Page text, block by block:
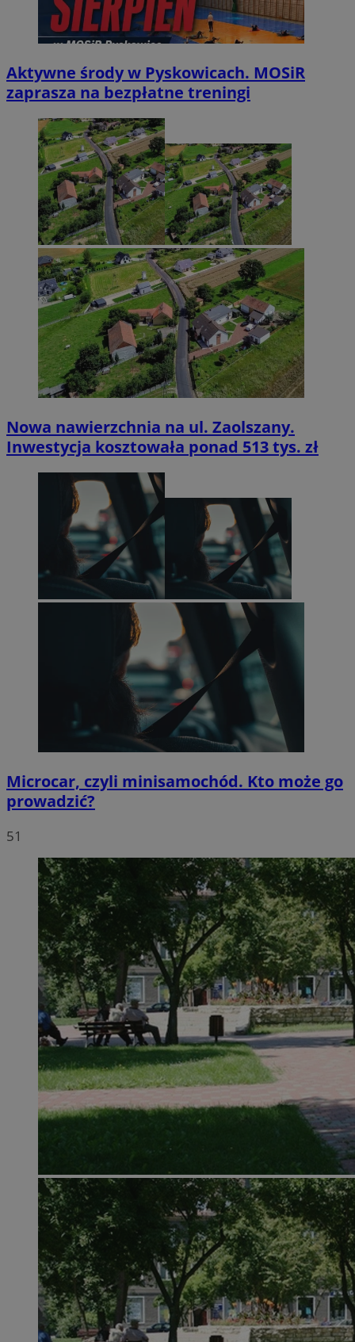
Aktywne środy w Pyskowicach. MOSiR
zaprasza na bezpłatne treningi
Nowa nawierzchnia na ul. Zaolszany.
Inwestycja kosztowała ponad 513 tys. zł
Microcar, czyli minisamochód. Kto może go
prowadzić?
51